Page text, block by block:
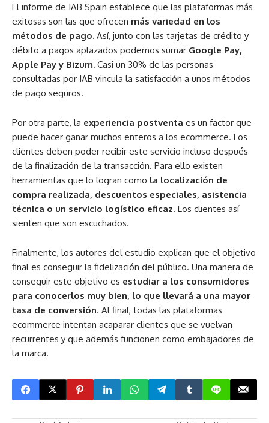
El informe de IAB Spain establece que las plataformas más
exitosas son las que ofrecen más variedad en los
métodos de pago. Así, junto con las tarjetas de crédito y
débito a pagos aplazados podemos sumar Google Pay,
Apple Pay y Bizum. Casi un 30% de las personas
consultadas por IAB vincula la satisfacción a unos métodos
de pago seguros.
Por otra parte, la experiencia postventa es un factor que
puede hacer ganar muchos enteros a los ecommerce. Los
clientes deben poder recibir este servicio incluso después
de la finalización de la transacción. Para ello existen
herramientas que lo logran como la localización de
compra realizada, descuentos especiales, asistencia
técnica o un servicio logístico eficaz. Los clientes así
sienten que son escuchados.
Finalmente, los autores del estudio explican que el objetivo
final es conseguir la fidelización del público. Una manera de
conseguir este objetivo es estudiar a los consumidores
para conocerlos muy bien, lo que llevará a una mayor
tasa de conversión. Al final, todas las plataformas
ecommerce intentan acaparar clientes que se vuelvan
recurrentes y que además funcionen como embajadores de
la marca.